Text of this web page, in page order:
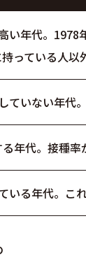
い年代。
っている人
ていない年代
年代。接種
いる年代。こ